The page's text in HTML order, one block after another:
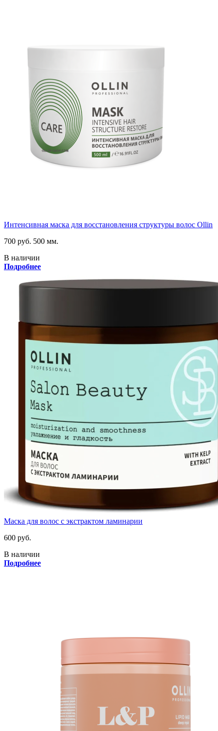
Интенсивная маска для восстановления структуры волос Ollin
700 руб. 500 мм.
В наличии
Подробнее
Маска для волос с экстрактом ламинарии
600 руб.
В наличии
Подробнее